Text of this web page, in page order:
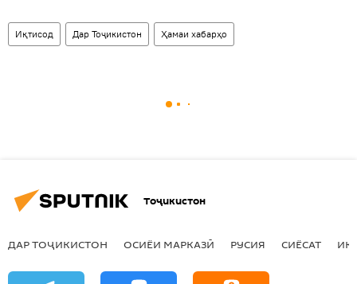
Иқтисод Дар Тоҷикистон Ҳамаи хабарҳо
Тоҷикистон
ДАР ТОҶИКИСТОН ОСИЁИ МАРКАЗӢ РУСИЯ СИЁСАТ